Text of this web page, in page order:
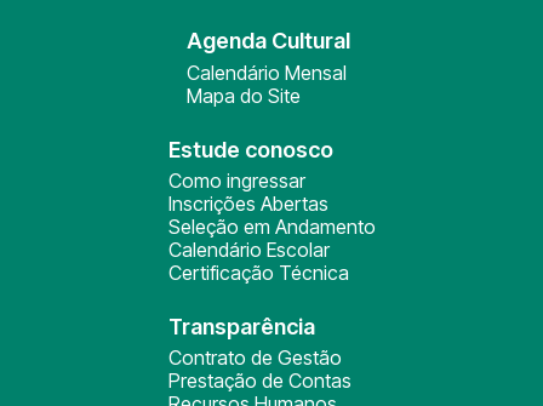
Agenda Cultural
Calendário Mensal
Mapa do Site
Estude conosco
Como ingressar
Inscrições Abertas
Seleção em Andamento
Calendário Escolar
Certificação Técnica
Transparência
Contrato de Gestão
Prestação de Contas